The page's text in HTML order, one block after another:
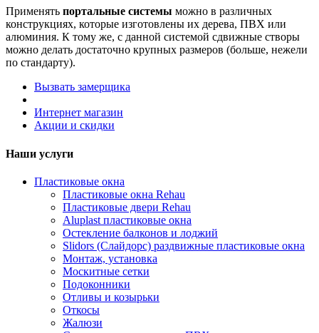
Применять портальные системы можно в различных
конструкциях, которые изготовлены их дерева, ПВХ или
алюминия. К тому же, с данной системой сдвижные створы
можно делать достаточно крупных размеров (больше, нежели
по стандарту).
Вызвать замерщика
Интернет магазин
Акции и скидки
Наши услуги
Пластиковые окна
Пластиковые окна Rehau
Пластиковые двери Rehau
Aluplast пластиковые окна
Остекление балконов и лоджий
Slidors (Слайдорс) раздвижные пластиковые окна
Монтаж, установка
Москитные сетки
Подоконники
Отливы и козырьки
Откосы
Жалюзи